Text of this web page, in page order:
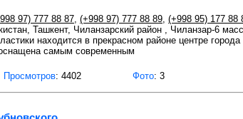
97) 777 88 87, (+998 97) 777 88 89, (+998 95) 177 88
Ташкент, Чиланзарский район , Чиланзар-6
находится в прекрасном районе центре
самым современным
Просмотров: 4402 Фото: 3